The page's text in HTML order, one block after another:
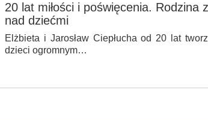
20 lat miłości i poświęcenia. Rodzina
nad dziećmi
Elżbieta i Jarosław Ciepłucha od 20 lat
dzieci ogromnym…